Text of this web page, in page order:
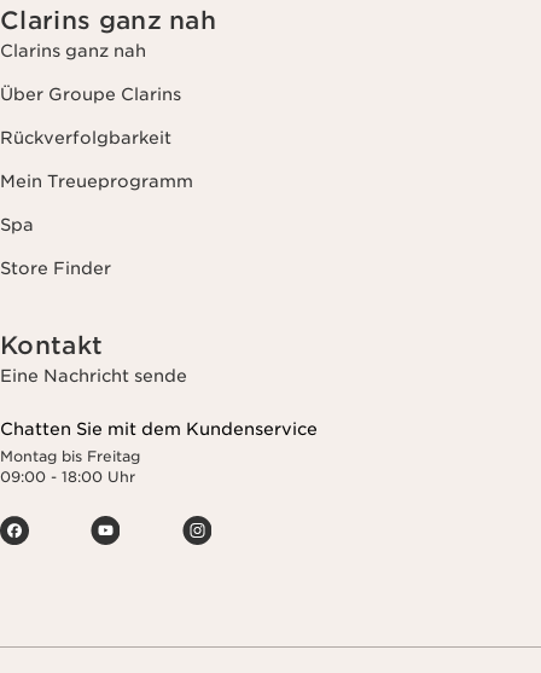
Clarins ganz nah
Clarins ganz nah
Über Groupe Clarins
Rückverfolgbarkeit
Mein Treueprogramm
Spa
Store Finder
Kontakt
Eine Nachricht sende
Chatten Sie mit dem Kundenservice
Montag bis Freitag
09:00 - 18:00 Uhr